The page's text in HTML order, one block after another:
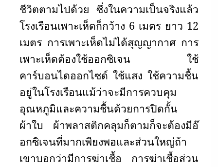
ชีวิตตามไปด้วย ซึ่งในความเป็นจริงแล้ว
โรงเรือนเพาะเห็ดก็กว้าง 6 เมตร ยาว 12
เมตร การเพาะเห็ดไม่ได้สุญญากาศ การ
เพาะเห็ดต้องใช้ออกซิเจน ใช้
คาร์บอนไดออกไซด์ ใช้แสง ใช้ความชื้น
อยู่ในโรงเรือนแม้ว่าจะมีการควบคุม
อุณหภูมิและความชื้นด้วยการปิดกั้น
ผ้าใบ ผ้าพลาสติกคลุมก็ตามก็จะต้องมีอ๊
อกซิเจนที่มากเพียงพอและส่วนใหญ่ถ้า
เขาบอกว่ามีการฆ่าเชื้อ การฆ่าเชื้อส่วน